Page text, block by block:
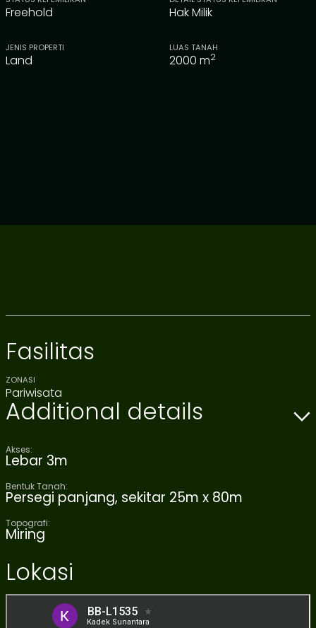
Freehold Hak Milik
JENIS PROPERTI
Land
LUAS TANAH
2000 m2
Fasilitas
ZONASI
Pariwisata
Additional details
Akses:
Lebar 3m
Bentuk Tanah:
Persegi panjang, sekitar 25m x 80m
Topografi:
Miring
Lokasi